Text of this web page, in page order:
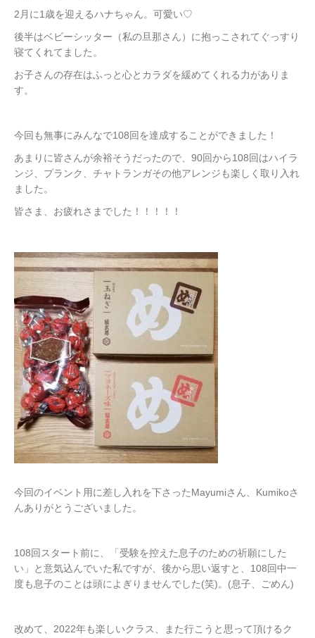
2月に1歳を迎えるハナちゃん。可愛い♡
後半はベビーシッター（私の旦那さん）に抱っこされてぐっすり
寝てくれてました。
お子さんの存在はふっと心とカラダを緩めてくれる力がありま
す。
今回も無事にみんなで108回を達成することができました！
あまりに皆さんが余裕そうだったので、90回から108回はハイラ
ンジ、プランク、チャトランガその他アレンジも楽しく取り入れ
ました。
皆さま、お疲れさまでした！！！！！
今回のイベント用に差し入れを下さったMayumiさん、Kumikoさ
んありがとうございました。
108回スタート前に、「受験を控えた息子のための祈願にした
い」と意気込んでいた私ですが、後から思い返すと、108回中一
度も息子のことは頭によぎりませんでした(笑)。(息子、ごめん)
改めて、2022年も楽しいクラス、また行こうと思って頂けるク